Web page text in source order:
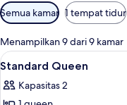
Filter
tersedia
untuk
kamar
Semua kamar 1 tempat tidur
Menampilkan 9 dari 9 kamar
Lihat
semua
foto
3
Standard Queen
Kapasitas 2